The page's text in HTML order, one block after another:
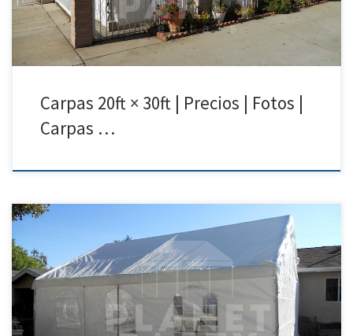
Carpas 20ft × 30ft | Precios | Fotos |
Carpas …
20ft x 20ft Carpa | Precios | Fotos – Party Tent Rentals 818 207 8502 20ft
x 20ft Carpa Precio de Renta 20ft x 20ft Carpa $250.00 Carpas para
Rentar | Party Tent Rentals | San Fernando Valley | Simi Valley| Santa
Clarita| Van Nuys | Fotos y Precios | […]